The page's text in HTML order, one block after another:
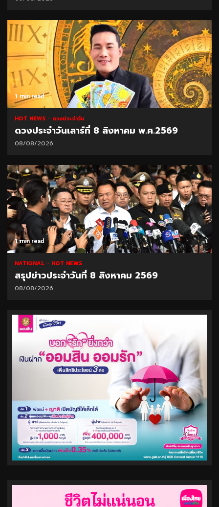
1 min read
HOT NEWS ดวงประจำวัน
ดวงประจำวันเสาร์ที่ 8 สิงหาคม พ.ศ.2569
08/08/2026
1 min read
NATIONAL HOT NEWS
สรุปข่าวประจำวันที่ 8 สิงหาคม 2569
08/08/2026